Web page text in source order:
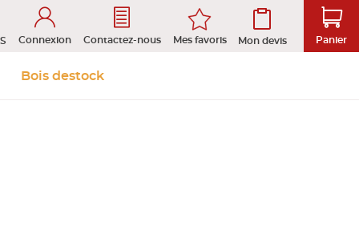
Connexion Contactez-nous Mes favoris Mon devis Panier
cloison
Le stock
Bois destock